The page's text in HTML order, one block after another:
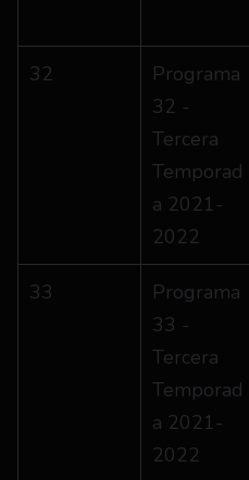
32
Programa
32 -
Tercera
Temporad
a 2021-
2022
33
Programa
33 -
Tercera
Temporad
a 2021-
2022